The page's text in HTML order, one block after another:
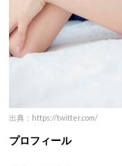
出典：https://twitter.com/
プロフィール